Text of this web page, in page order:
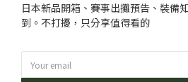
日本新品開箱、賽事出攤預告、裝備
到。不打擾，只分享值得看的